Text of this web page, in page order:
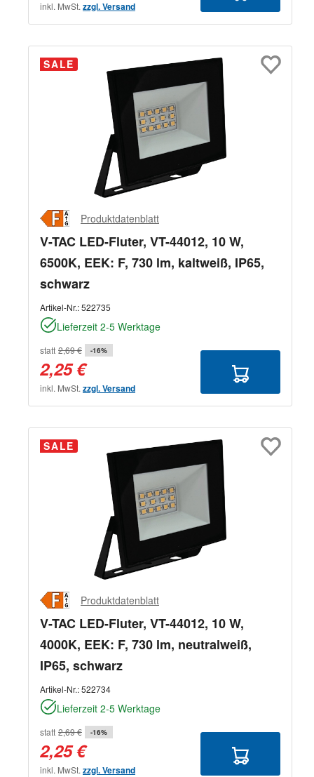
inkl. MwSt. zzgl. Versand
SALE
Produktdatenblatt
V-TAC LED-Fluter, VT-44012, 10 W,
6500K, EEK: F, 730 lm, kaltweiß, IP65,
schwarz
Artikel-Nr.:522735
Lieferzeit 2-5 Werktage
statt 2,69 € -16%
2,25 €
inkl. MwSt. zzgl. Versand
SALE
Produktdatenblatt
V-TAC LED-Fluter, VT-44012, 10 W,
4000K, EEK: F, 730 lm, neutralweiß,
IP65, schwarz
Artikel-Nr.:522734
Lieferzeit 2-5 Werktage
statt 2,69 € -16%
2,25 €
inkl. MwSt. zzgl. Versand